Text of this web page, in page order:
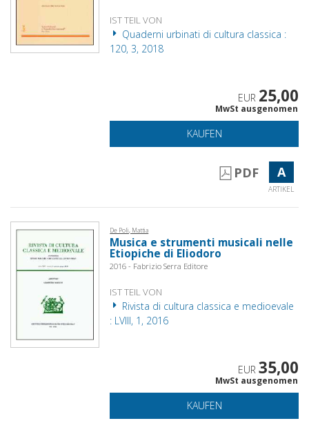
IST TEIL VON
Quaderni urbinati di cultura classica :
120, 3, 2018
EUR 25,00
MwSt ausgenomen
KAUFEN
PDF A
ARTIKEL
De Poli, Mattia
Musica e strumenti musicali nelle
Etiopiche di Eliodoro
2016 - Fabrizio Serra Editore
IST TEIL VON
Rivista di cultura classica e medioevale
: LVIII, 1, 2016
EUR 35,00
MwSt ausgenomen
KAUFEN